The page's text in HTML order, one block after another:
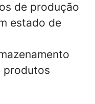
de produção
estado de
produtos